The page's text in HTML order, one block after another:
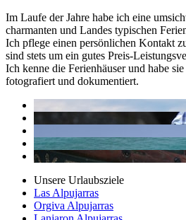
Im Laufe der Jahre habe ich eine
charmanten und Landes typischen
Ich pflege einen persönlichen Kontakt
sind stets um ein gutes Preis-
Ich kenne die Ferienhäuser und habe
fotografiert und dokumentiert.
Unsere Urlaubsziele
Las Alpujarras
Orgiva Alpujarras